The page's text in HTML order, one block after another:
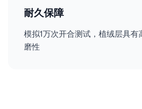
耐久保障
模拟1万次开合测试，植绒层具有
磨性